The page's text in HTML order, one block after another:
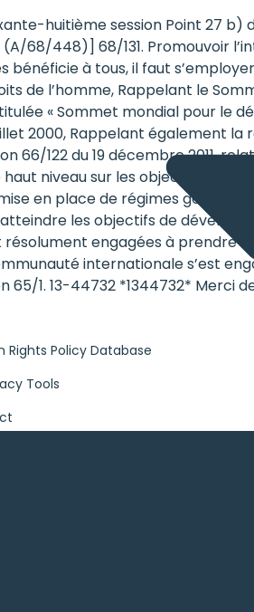
Rights Policy Database
Tools
huitième session Point 27
68/448)] 68/131. Promouvoir
à tous, il faut
de l’homme, Rappelant le
« Sommet mondial pour
2000, Rappelant également
66/122 du 19 décembre 2011,
niveau sur les objectifs du
en place de régimes
les objectifs de
engagées à prendre
internationale s’est
1. 13-44732 *1344732* Merci